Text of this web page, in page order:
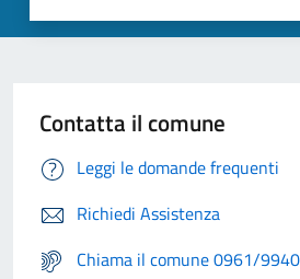
Contatta il comune
Leggi le domande frequenti
Richiedi Assistenza
Chiama il comune 0961/